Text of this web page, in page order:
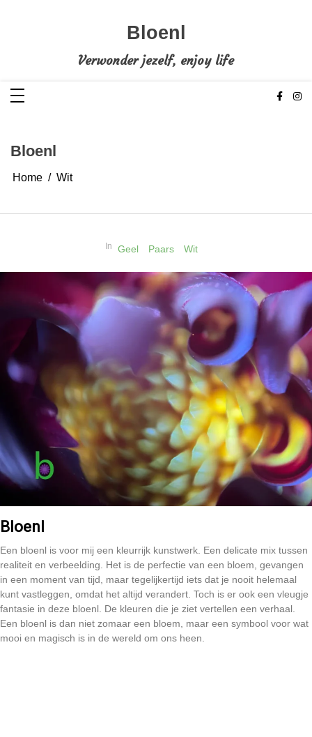
Bloenl
Verwonder jezelf, enjoy life
Bloenl
Home Wit
In Geel Paars Wit
Bloenl
Een bloenl is voor mij een kleurrijk kunstwerk. Een delicate mix tussen
realiteit en verbeelding. Het is de perfectie van een bloem, gevangen
in een moment van tijd, maar tegelijkertijd iets dat je nooit helemaal
kunt vastleggen, omdat het altijd verandert. Toch is er ook een vleugje
fantasie in deze bloenl. De kleuren die je ziet vertellen een verhaal.
Een bloenl is dan niet zomaar een bloem, maar een symbool voor wat
mooi en magisch is in de wereld om ons heen.